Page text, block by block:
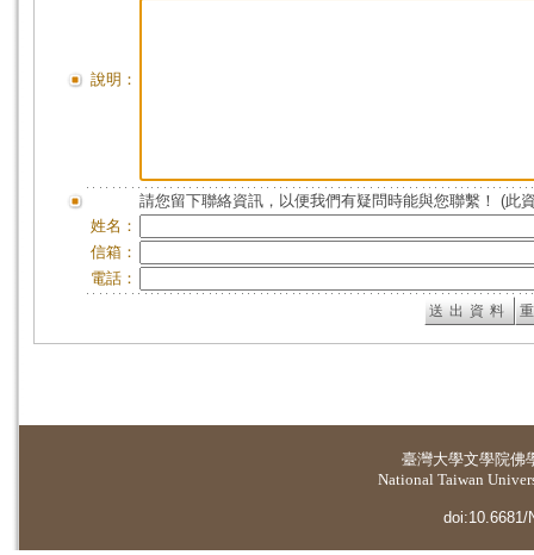
說明：
請您留下聯絡資訊，以便我們有疑問時能與您聯繫！ (此
姓名：
信箱：
電話：
臺灣大學文學院佛
National Taiwan
doi:10.6681/